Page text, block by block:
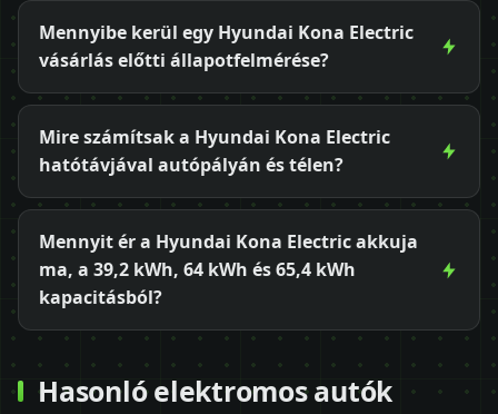
Mennyibe kerül egy Hyundai Kona Electric
vásárlás előtti állapotfelmérése?
Mire számítsak a Hyundai Kona Electric
hatótávjával autópályán és télen?
Mennyit ér a Hyundai Kona Electric akkuja
ma, a 39,2 kWh, 64 kWh és 65,4 kWh
kapacitásból?
Hasonló elektromos autók